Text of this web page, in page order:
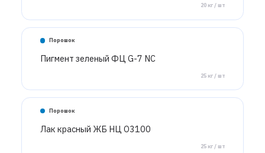
20 кг / шт
Порошок
Пигмент зеленый ФЦ G-7 NC
25 кг / шт
Порошок
Лак красный ЖБ НЦ О3100
25 кг / шт